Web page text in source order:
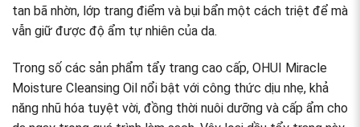
tan bã nhờn, lớp trang điểm và bụi bẩn một cách triệt để mà
vẫn giữ được độ ẩm tự nhiên của da.
Trong số các sản phẩm tẩy trang cao cấp, OHUI Miracle
Moisture Cleansing Oil nổi bật với công thức dịu nhẹ, khả
năng nhũ hóa tuyệt vời, đồng thời nuôi dưỡng và cấp ẩm cho